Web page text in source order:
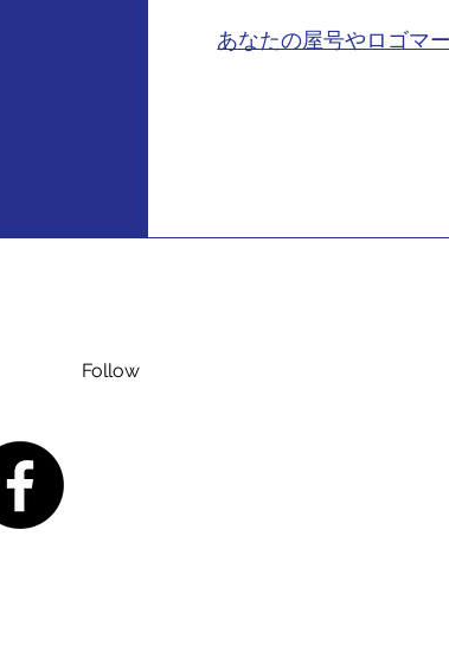
あなたの屋号やロゴマ
Follow